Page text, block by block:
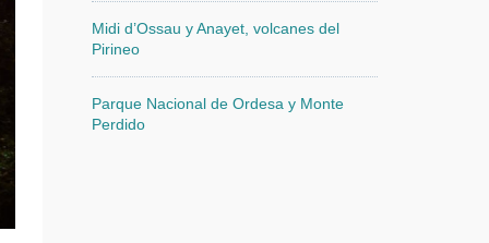
Midi d’Ossau y Anayet, volcanes del
Pirineo
Parque Nacional de Ordesa y Monte
Perdido